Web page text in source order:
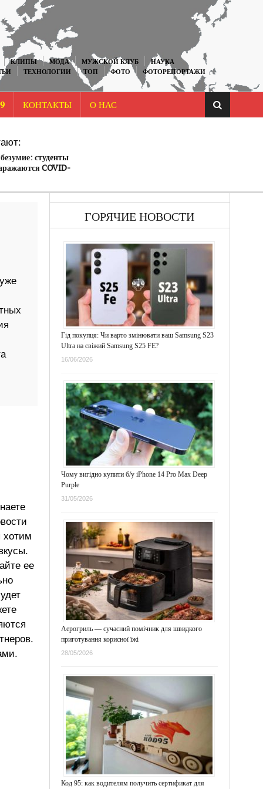
КЛИПЫ МОДА МУЖСКОЙ КЛУБ
НАУКА
ТЕХНОЛОГИИ ТОП ФОТО ФОТОРЕПОРТАЖИ
КОНТАКТЫ О НАС
студенты
COVID-
хотим
ее
ГОРЯЧИЕ НОВОСТИ
Гід покупця: Чи варто змінювати ваш Samsung S23
Ultra на свіжий Samsung S25 FE?
16/06/2026
Чому вигідно купити б/у iPhone 14 Pro Max Deep
Purple
31/05/2026
Аерогриль — сучасний помічник для швидкого
приготування корисної їжі
28/05/2026
Код 95: как водителям получить сертификат для